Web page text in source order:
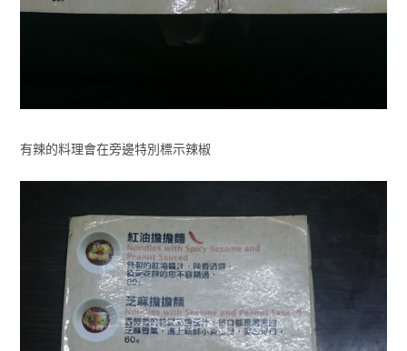
有辣的料理會在旁邊特別標示辣椒